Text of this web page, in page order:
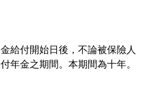
給付開始日後，不論被保險人
年金之期間。本期間為十年。